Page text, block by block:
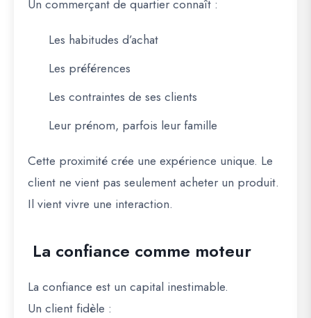
Un commerçant de quartier connaît :
Les habitudes d’achat
Les préférences
Les contraintes de ses clients
Leur prénom, parfois leur famille
Cette proximité crée une expérience unique. Le
client ne vient pas seulement acheter un produit.
Il vient vivre une interaction.
La confiance comme moteur
La confiance est un capital inestimable.
Un client fidèle :